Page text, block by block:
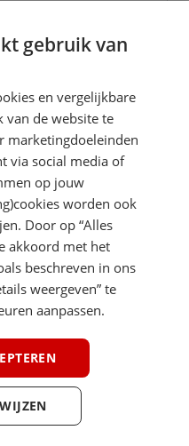
gebruik van
en vergelijkbare
van de website te
marketingdoeleinden
via social media of
op jouw
worden ook
Door op “Alles
akkoord met het
beschreven in ons
weergeven” te
aanpassen.